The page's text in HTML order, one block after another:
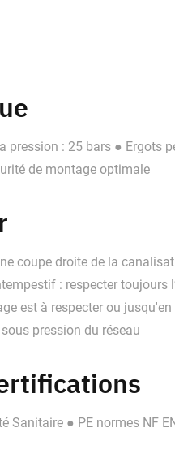
pression : 25 bars ● Ergots
de montage optimale
coupe droite de la
: respecter toujours
est à respecter ou
pression du réseau
Sanitaire ● PE normes NF